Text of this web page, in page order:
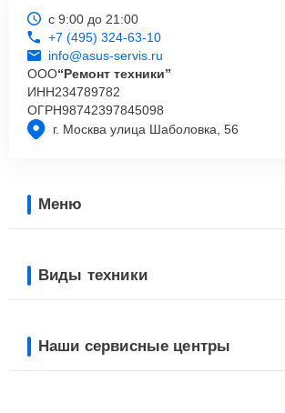
г. Москва улица Шаболовка, 56
с 9:00 до 21:00
+7 (495) 324-63-10
info@asus-servis.ru
ООО“Ремонт техники”
ИНН234789782
ОГРН98742397845098
Меню
Виды техники
Наши сервисные центры